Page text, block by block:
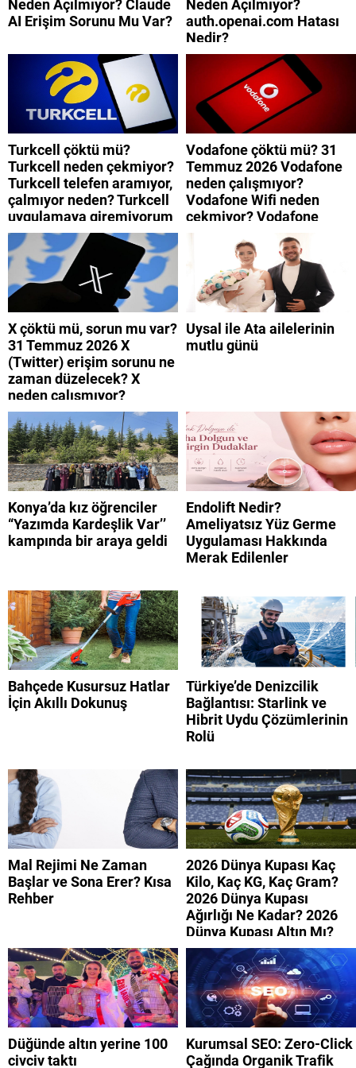
Neden Açılmıyor? Claude
AI Erişim Sorunu Mu Var?
Neden Açılmıyor?
auth.openai.com Hatası
Nedir?
Turkcell çöktü mü?
Turkcell neden çekmiyor?
Turkcell telefen aramıyor,
çalmıyor neden? Turkcell
uygulamaya giremiyorum
neden? Turkcell internet
neden yavaş?
Vodafone çöktü mü? 31
Temmuz 2026 Vodafone
neden çalışmıyor?
Vodafone Wifi neden
çekmiyor? Vodafone
mobil uygulamaya neden
giremiyorum?
X çöktü mü, sorun mu var?
31 Temmuz 2026 X
(Twitter) erişim sorunu ne
zaman düzelecek? X
neden çalışmıyor?
Uysal ile Ata ailelerinin
mutlu günü
Konya’da kız öğrenciler
“Yazımda Kardeşlik Var’’
kampında bir araya geldi
Endolift Nedir?
Ameliyatsız Yüz Germe
Uygulaması Hakkında
Merak Edilenler
Bahçede Kusursuz Hatlar
İçin Akıllı Dokunuş
Türkiye’de Denizcilik
Bağlantısı: Starlink ve
Hibrit Uydu Çözümlerinin
Rolü
Mal Rejimi Ne Zaman
Başlar ve Sona Erer? Kısa
Rehber
2026 Dünya Kupası Kaç
Kilo, Kaç KG, Kaç Gram?
2026 Dünya Kupası
Ağırlığı Ne Kadar? 2026
Dünya Kupası Altın Mı?
Düğünde altın yerine 100
civciv taktı
Kurumsal SEO: Zero-Click
Çağında Organik Trafik